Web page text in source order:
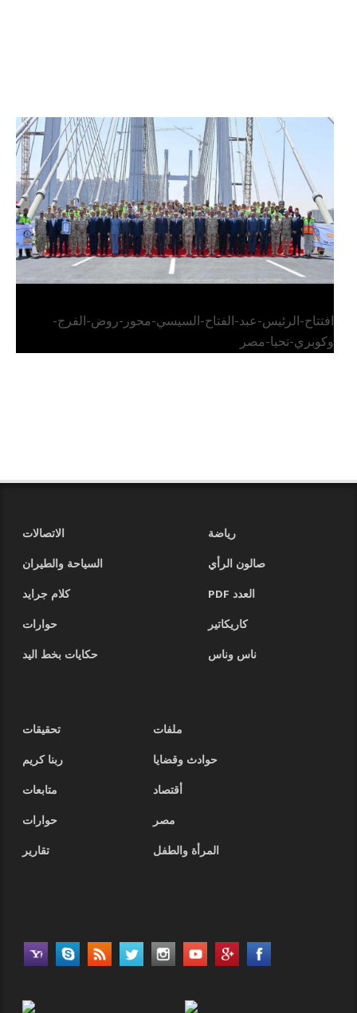
الرئيس عبد الفتاح السيسي يفتتح محور روض الفرج
وكوبري تحيا مصر
افتتاح-الرئيس-عبد-الفتاح-السيسي-محور-روض-الفرج-
وكوبري-تحيا-مصر
رياضة
الاتصالات
صالون الرأي
السياحة والطيران
العدد PDF
كلام جرايد
كاريكاتير
حوارات
ناس وناس
حكايات بخط اليد
ملفات
تحقيقات
حوادث وقضايا
ربنا كريم
أقتصاد
متابعات
مصر
حوارات
المرأة والطفل
تقارير